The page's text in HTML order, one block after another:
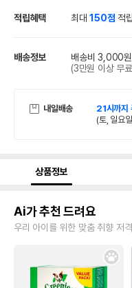
적립혜택 최대150점 적립
배송정보 배송비 3,000원
(3만원 이상 무
내일배송 21시까지
(토, 일요
상품정보
Ai가 추천 드려요
우리 아이를 위한 맞춤 취향 저